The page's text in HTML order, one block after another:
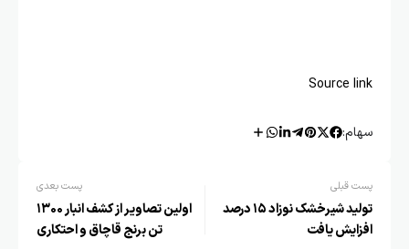
Source link
سهام:
پست قبلی
تولید شیرخشک نوزاد ۱۵ درصد
افزایش یافت
پست بعدی
اولین تصاویر از کشف انبار ۱۳۰۰
تن برنج‌ قاچاق و احتکاری